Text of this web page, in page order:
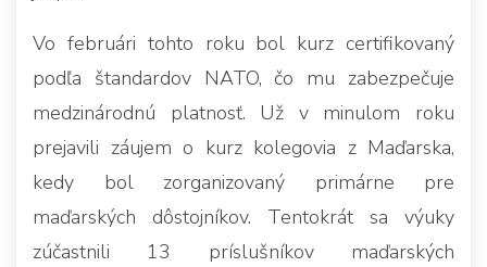
Vo februári tohto roku bol kurz certifikovaný
podľa štandardov NATO, čo mu zabezpečuje
medzinárodnú platnosť. Už v minulom roku
prejavili záujem o kurz kolegovia z Maďarska,
kedy bol zorganizovaný primárne pre
maďarských dôstojníkov. Tentokrát sa výuky
zúčastnili 13 príslušníkov maďarských